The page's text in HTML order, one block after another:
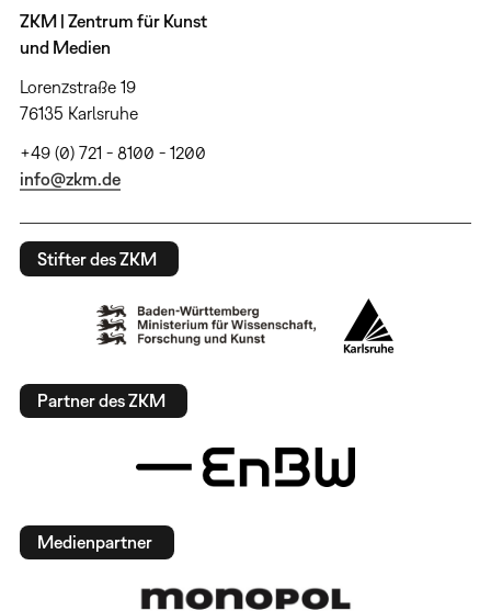
ZKM | Zentrum für Kunst
und Medien
Lorenzstraße 19
76135 Karlsruhe
+49 (0) 721 - 8100 - 1200
info@zkm.de
Stifter des ZKM
Partner des ZKM
Medienpartner